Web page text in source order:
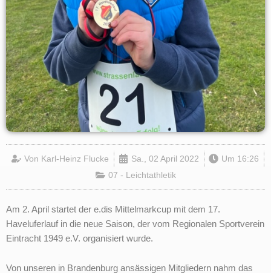
Von Karl-Heinz Flucke Sa., 02 April 2022 Um 16:26
07 - Leichtathletik
Am 2. April startet der e.dis Mittelmarkcup mit dem 17.
Haveluferlauf in die neue Saison, der vom Regionalen Sportverein
Eintracht 1949 e.V. organisiert wurde.
Von unseren in Brandenburg ansässigen Mitgliedern nahm das